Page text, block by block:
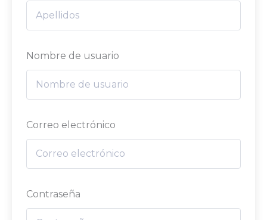
Nombre de usuario
Correo electrónico
Contraseña